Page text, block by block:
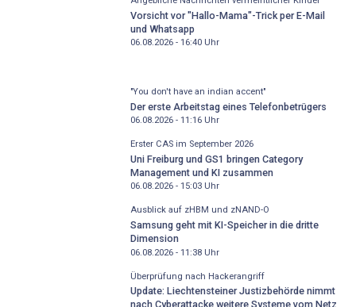
Vorsicht vor "Hallo-Mama"-Trick per E-Mail
und Whatsapp
06.08.2026 - 16:40Uhr
"You don't have an indian accent"
Der erste Arbeitstag eines Telefonbetrügers
06.08.2026 - 11:16Uhr
Erster CAS im September 2026
Uni Freiburg und GS1 bringen Category
Management und KI zusammen
06.08.2026 - 15:03Uhr
Ausblick auf zHBM und zNAND-O
Samsung geht mit KI-Speicher in die dritte
Dimension
06.08.2026 - 11:38Uhr
Überprüfung nach Hackerangriff
Update: Liechtensteiner Justizbehörde nimmt
nach Cyberattacke weitere Systeme vom Netz